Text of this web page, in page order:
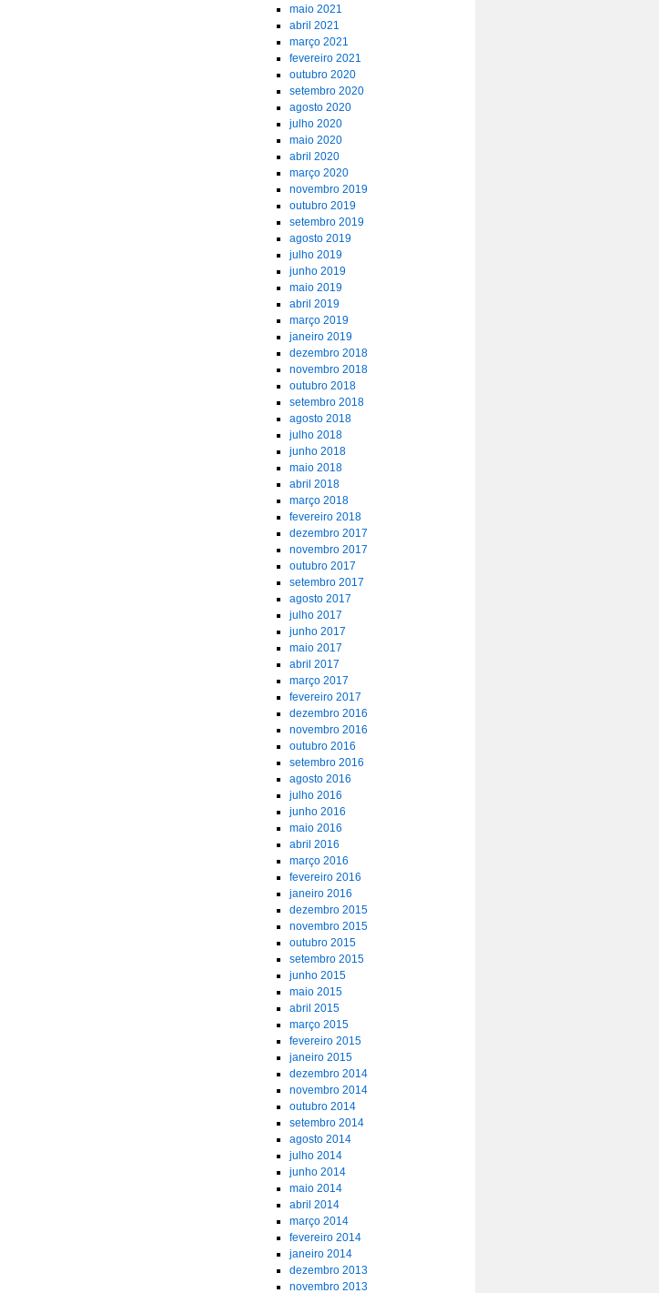
maio 2021
abril 2021
março 2021
fevereiro 2021
outubro 2020
setembro 2020
agosto 2020
julho 2020
maio 2020
abril 2020
março 2020
novembro 2019
outubro 2019
setembro 2019
agosto 2019
julho 2019
junho 2019
maio 2019
abril 2019
março 2019
janeiro 2019
dezembro 2018
novembro 2018
outubro 2018
setembro 2018
agosto 2018
julho 2018
junho 2018
maio 2018
abril 2018
março 2018
fevereiro 2018
dezembro 2017
novembro 2017
outubro 2017
setembro 2017
agosto 2017
julho 2017
junho 2017
maio 2017
abril 2017
março 2017
fevereiro 2017
dezembro 2016
novembro 2016
outubro 2016
setembro 2016
agosto 2016
julho 2016
junho 2016
maio 2016
abril 2016
março 2016
fevereiro 2016
janeiro 2016
dezembro 2015
novembro 2015
outubro 2015
setembro 2015
junho 2015
maio 2015
abril 2015
março 2015
fevereiro 2015
janeiro 2015
dezembro 2014
novembro 2014
outubro 2014
setembro 2014
agosto 2014
julho 2014
junho 2014
maio 2014
abril 2014
março 2014
fevereiro 2014
janeiro 2014
dezembro 2013
novembro 2013